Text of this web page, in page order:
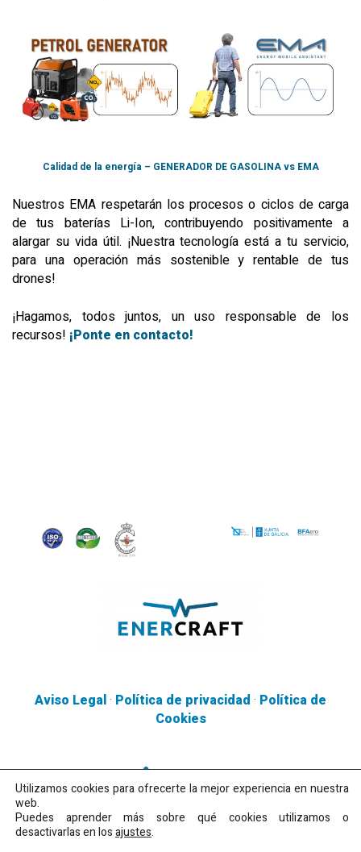
Calidad de la energía – GENERADOR DE GASOLINA vs EMA
Nuestros EMA respetarán los procesos o ciclos de carga
de tus baterías Li-Ion, contribuyendo positivamente a
alargar su vida útil. ¡Nuestra tecnología está a tu servicio,
para una operación más sostenible y rentable de tus
drones!
¡Hagamos, todos juntos, un uso responsable de los
recursos! ¡Ponte en contacto!
Aviso Legal· Política de privacidad · Política de
Cookies
Copyright 2026 · All rights reserved
Utilizamos cookies para ofrecerte la mejor experiencia en nuestra
web.
Puedes aprender más sobre qué cookies utilizamos o
desactivarlas en losajustes.